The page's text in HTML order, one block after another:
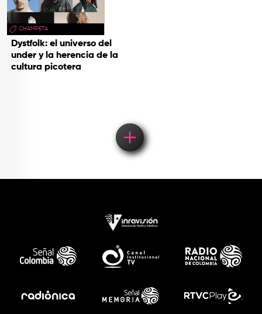
CHAMPETA
Dystfolk: el universo del
under y la herencia de la
cultura picotera